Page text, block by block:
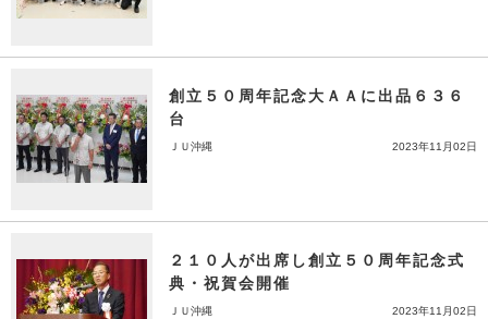
創立５０周年記念大ＡＡに出品６３６
台
ＪＵ沖縄 2023年11月02日
２１０人が出席し創立５０周年記念式
典・祝賀会開催
ＪＵ沖縄 2023年11月02日